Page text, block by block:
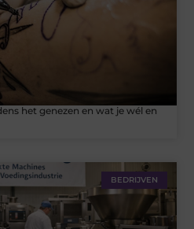
het genezen en wat je wél en
BEDRIJVEN